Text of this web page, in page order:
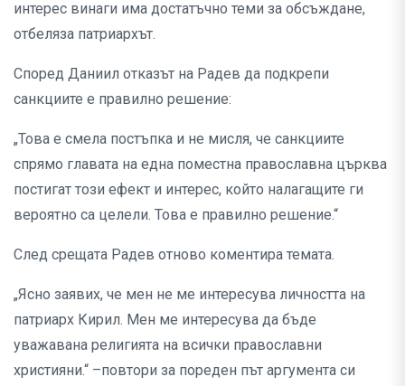
интерес винаги има достатъчно теми за обсъждане,
отбеляза патриархът.
Според Даниил отказът на Радев да подкрепи
санкциите е правилно решение:
„Това е смела постъпка и не мисля, че санкциите
спрямо главата на една поместна православна църква
постигат този ефект и интерес, който налагащите ги
вероятно са целели. Това е правилно решение.“
След срещата Радев отново коментира темата.
„Ясно заявих, че мен не ме интересува личността на
патриарх Кирил. Мен ме интересува да бъде
уважавана религията на всички православни
християни.“ –повтори за пореден път аргумента си